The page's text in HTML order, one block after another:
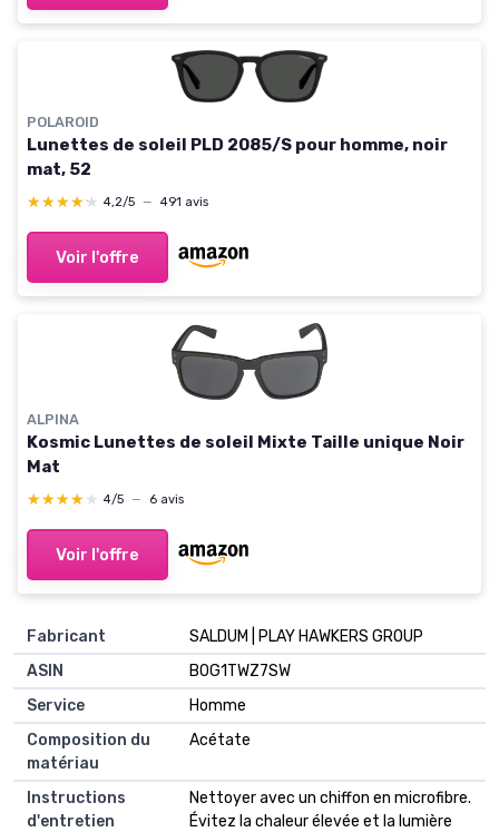
POLAROID
Lunettes de soleil PLD 2085/S pour homme, noir
mat, 52
★★★★★
★★★★★ 4,2/5 — 491 avis
Voir l'offre
ALPINA
Kosmic Lunettes de soleil Mixte Taille unique Noir
Mat
★★★★★
★★★★★ 4/5 — 6 avis
Voir l'offre
Fabricant
SALDUM | PLAY HAWKERS GROUP
ASIN
B0G1TWZ7SW
Service
Homme
Composition du
matériau
Acétate
Instructions
d'entretien
Nettoyer avec un chiffon en microfibre.
Évitez la chaleur élevée et la lumière